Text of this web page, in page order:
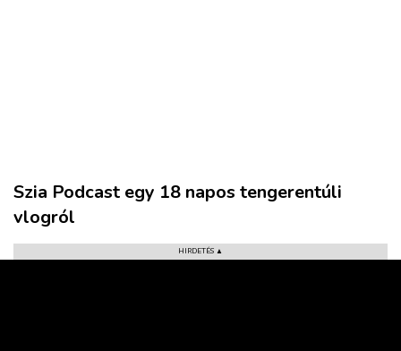
Szia Podcast egy 18 napos tengerentúli
vlogról
HIRDETÉS ▲